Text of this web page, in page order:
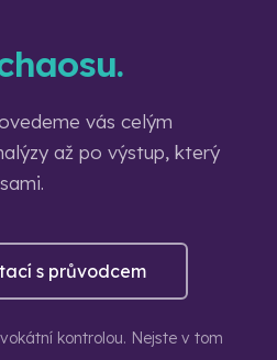
vás celým
až po výstup, který
s průvodcem
kontrolou. Nejste v tom